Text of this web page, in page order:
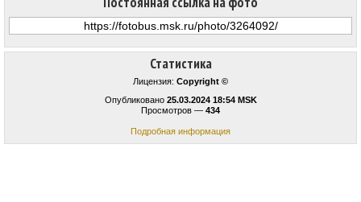
Статистика
Лицензия: Copyright ©
Опубликовано 25.03.2024 18:54 MSK
Просмотров — 434
Подробная информация